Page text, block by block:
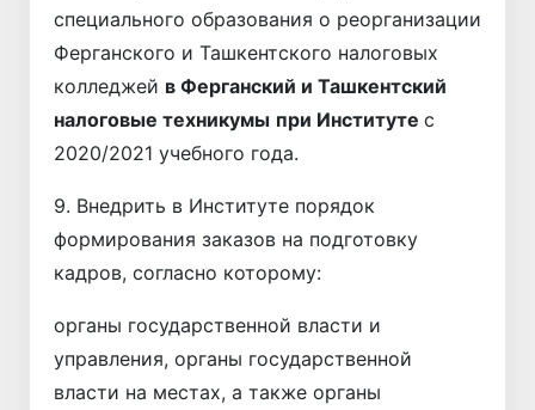
специального образования о реорганизации
Ферганского и Ташкентского налоговых
колледжей в Ферганский и Ташкентский
налоговые техникумы при Институте с
2020/2021 учебного года.
9. Внедрить в Институте порядок
формирования заказов на подготовку
кадров, согласно которому:
органы государственной власти и
управления, органы государственной
власти на местах, а также органы